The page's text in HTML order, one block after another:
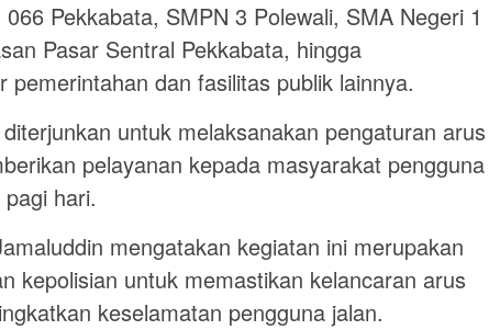
Pekkabata, SMPN 3 Polewali, SMA Negeri 1
Pasar Sentral Pekkabata, hingga
pemerintahan dan fasilitas publik lainnya.
untuk melaksanakan pengaturan arus
pelayanan kepada masyarakat pengguna
hari.
mengatakan kegiatan ini merupakan
kepolisian untuk memastikan kelancaran arus
keselamatan pengguna jalan.